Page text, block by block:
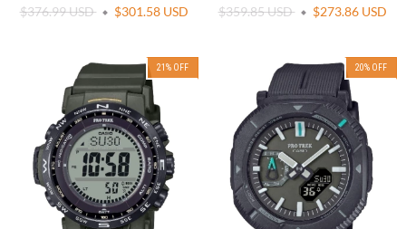
$376.99 USD
$301.58 USD
$359.85 USD
$273.86 USD
21 % OFF 20% OFF